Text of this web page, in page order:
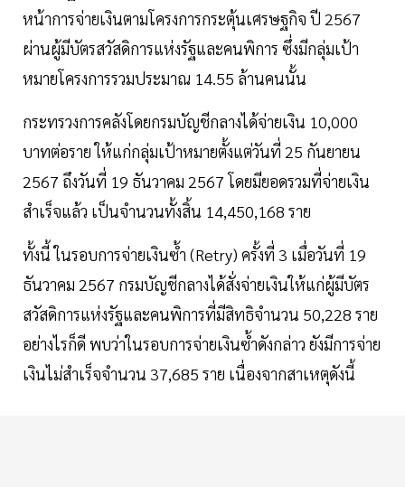
หน้าการจ่ายเงินตามโครงการกระตุ้นเศรษฐกิจ ปี 2567
ผ่านผู้มีบัตรสวัสดิการแห่งรัฐและคนพิการ ซึ่งมีกลุ่มเป้า
หมายโครงการรวมประมาณ 14.55 ล้านคนนั้น
กระทรวงการคลังโดยกรมบัญชีกลางได้จ่ายเงิน 10,000
บาทต่อราย ให้แก่กลุ่มเป้าหมายตั้งแต่วันที่ 25 กันยายน
2567 ถึงวันที่ 19 ธันวาคม 2567 โดยมียอดรวมที่จ่ายเงิน
สำเร็จแล้ว เป็นจำนวนทั้งสิ้น 14,450,168 ราย
ทั้งนี้ ในรอบการจ่ายเงินซ้ำ (Retry) ครั้งที่ 3 เมื่อวันที่ 19
ธันวาคม 2567 กรมบัญชีกลางได้สั่งจ่ายเงินให้แก่ผู้มีบัตร
สวัสดิการแห่งรัฐและคนพิการที่มีสิทธิจำนวน 50,228 ราย
อย่างไรก็ดี พบว่าในรอบการจ่ายเงินซ้ำดังกล่าว ยังมีการจ่าย
เงินไม่สำเร็จจำนวน 37,685 ราย เนื่องจากสาเหตุดังนี้